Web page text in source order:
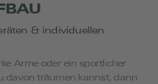
& individuellen
Arme oder ein sportlicher
davon träumen kannst, dann